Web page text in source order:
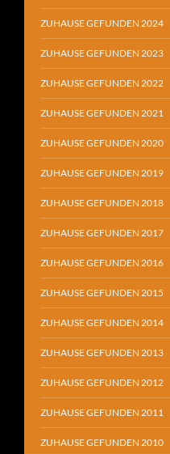
ZUHAUSE GEFUNDEN 2024
ZUHAUSE GEFUNDEN 2023
ZUHAUSE GEFUNDEN 2022
ZUHAUSE GEFUNDEN 2021
ZUHAUSE GEFUNDEN 2020
ZUHAUSE GEFUNDEN 2019
ZUHAUSE GEFUNDEN 2018
ZUHAUSE GEFUNDEN 2017
ZUHAUSE GEFUNDEN 2016
ZUHAUSE GEFUNDEN 2015
ZUHAUSE GEFUNDEN 2014
ZUHAUSE GEFUNDEN 2013
ZUHAUSE GEFUNDEN 2012
ZUHAUSE GEFUNDEN 2011
ZUHAUSE GEFUNDEN 2010